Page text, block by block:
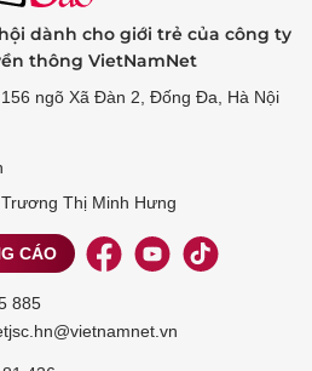
dành cho giới trẻ của công ty
thông VietNamNet
ngõ Xã Đàn 2, Đống Đa, Hà Nội
Thị Minh Hưng
CÁO
885